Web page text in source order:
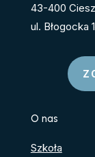
43-400
ul. Błogocka
O nas
Szkoła